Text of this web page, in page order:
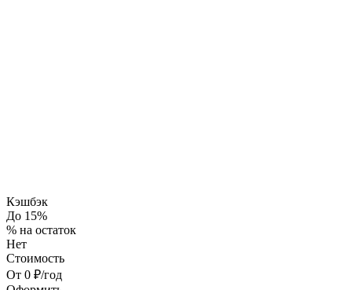
Кэшбэк
До 15%
% на остаток
Нет
Стоимость
От 0 ₽/год